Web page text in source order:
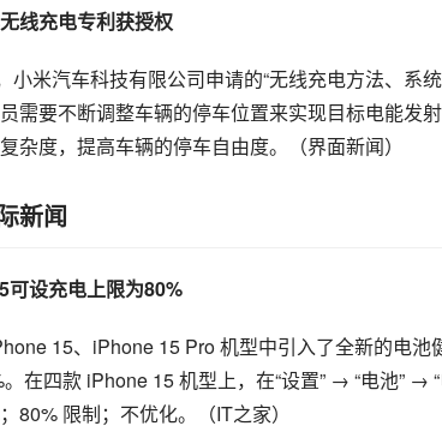
线充电专利获授权
小米汽车科技有限公司申请的“无线充电方法、系
需要不断调整车辆的停车位置来实现目标电能发
杂度，提高车辆的停车自由度。（界面新闻）
新闻
可设充电上限为80%
15、iPhone 15 Pro 机型中引入了全新的电
在四款 iPhone 15 机型上，在“设置” → “电池” →
80% 限制；不优化。（IT之家）